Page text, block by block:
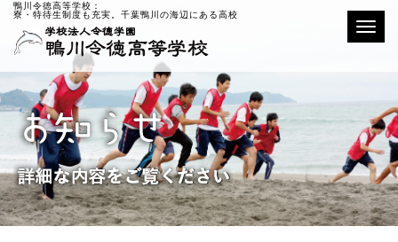
鴨川令徳高等学校：
寮・特待生制度も充実。千葉鴨川の海辺にある高校